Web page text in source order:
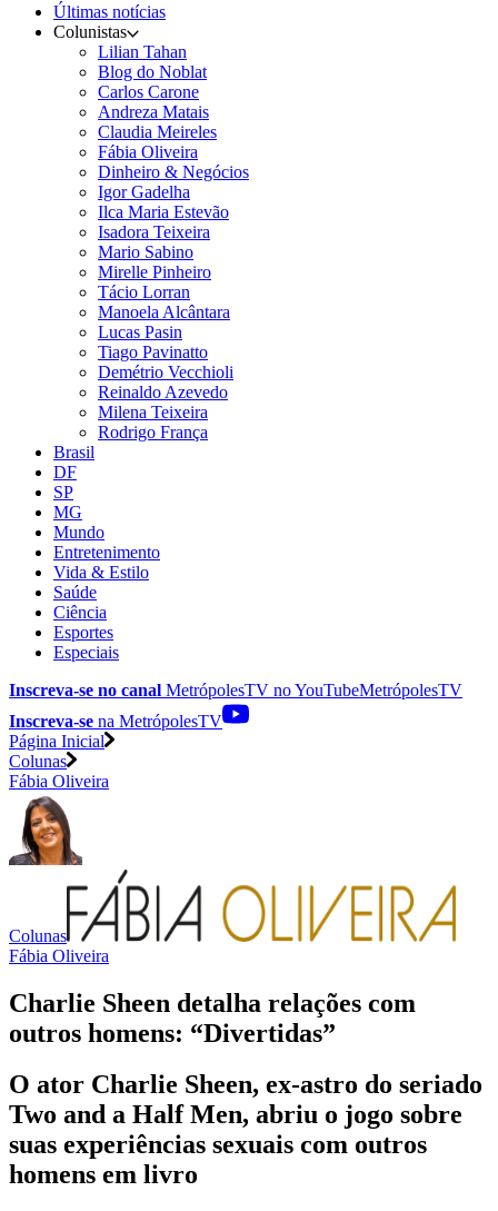
Últimas notícias
Colunistas
Lilian Tahan
Blog do Noblat
Carlos Carone
Andreza Matais
Claudia Meireles
Fábia Oliveira
Dinheiro & Negócios
Igor Gadelha
Ilca Maria Estevão
Isadora Teixeira
Mario Sabino
Mirelle Pinheiro
Tácio Lorran
Manoela Alcântara
Lucas Pasin
Tiago Pavinatto
Demétrio Vecchioli
Reinaldo Azevedo
Milena Teixeira
Rodrigo França
Brasil
DF
SP
MG
Mundo
Entretenimento
Vida & Estilo
Saúde
Ciência
Esportes
Especiais
Inscreva-se no canal MetrópolesTV noYouTubeMetrópolesTV
Inscreva-se na MetrópolesTV
Página Inicial
Colunas
Fábia Oliveira
Colunas
Fábia Oliveira
Charlie Sheen detalha relações com
outros homens: “Divertidas”
O ator Charlie Sheen, ex-astro do seriado
Two and a Half Men, abriu o jogo sobre
suas experiências sexuais com outros
homens em livro